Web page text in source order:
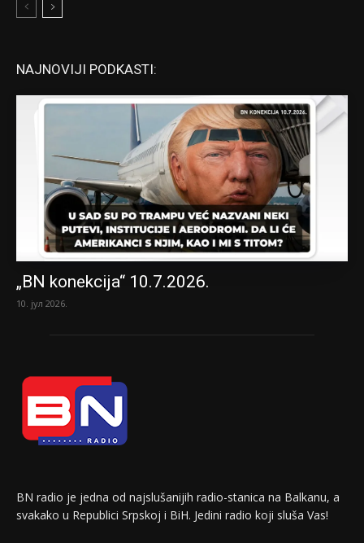
NAJNOVIJI PODKASTI:
„BN konekcija“ 10.7.2026.
10. јул 2026.
BN radio je jedna od najslušanijih radio-stanica na Balkanu, a
svakako u Republici Srpskoj i BiH. Jedini radio koji sluša Vas!